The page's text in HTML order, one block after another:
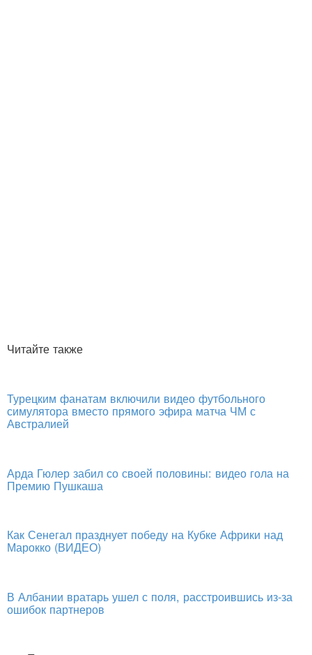
Читайте также
Турецким фанатам включили видео футбольного
симулятора вместо прямого эфира матча ЧМ с
Австралией
Арда Гюлер забил со своей половины: видео гола на
Премию Пушкаша
Как Сенегал празднует победу на Кубке Африки над
Марокко (ВИДЕО)
В Албании вратарь ушел с поля, расстроившись из-за
ошибок партнеров